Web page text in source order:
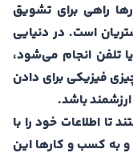
راهی برای تشویق
است. در دنیایی
تلفن انجام می‌شود،
فیزیکی برای دادن
باشد.
اطلاعات خود را با
به کسب‌ و کارها این